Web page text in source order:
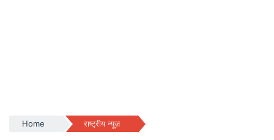
Home राष्ट्रीय न्यूज़